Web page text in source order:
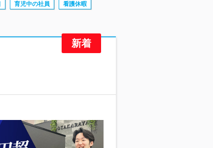
育児中の社員 看護休暇